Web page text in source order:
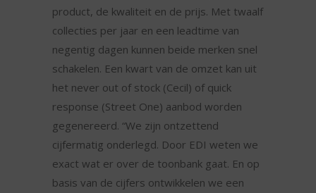
product, de kwaliteit en de prijs. Met twaalf
collecties per jaar en een leadtime van
negentig dagen kunnen beide merken snel
schakelen. Een kwart van de omzet kan uit
het never out of stock (Cecil) of quick
response (Street One) aanbod worden
gegenereerd. “We zijn ontzettend
cijfermatig onderlegd. Door EDI weten we
exact wat er over de toonbank gaat. En op
basis van de cijfers ontwikkelen we een